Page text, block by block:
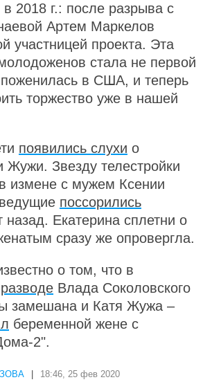
2018 г.: после разрыва с
Артем Маркелов
участницей проекта. Эта
стала не первой
в США, и теперь
торжество уже в нашей
появились слухи о
Жужи. Звезду телестройки
измене с мужем Ксении
поссорились
назад. Екатерина сплетни о
сразу же опровергла.
о том, что в
разводе Влада Соколовского
замешана и Катя Жужа –
беременной жене с
2".
18:46, 25 фев 2020